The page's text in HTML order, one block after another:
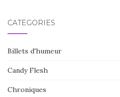
CATÉGORIES
Billets d'humeur
Candy Flesh
Chroniques